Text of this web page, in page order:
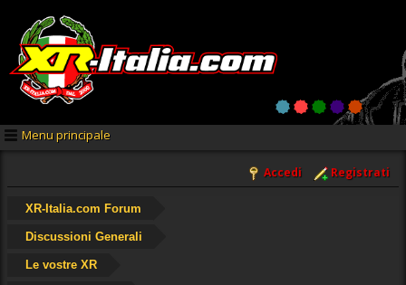
Menu principale
Accedi Registrati
XR-Italia.com Forum
Discussioni Generali
Le vostre XR